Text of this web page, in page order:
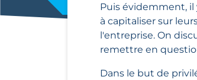
Puis évidemment, il
à capitaliser sur
l'entreprise. On
remettre en
Dans le but de